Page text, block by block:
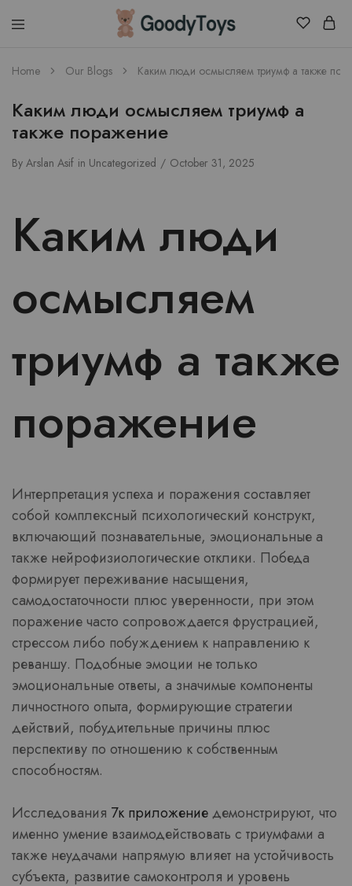
Children
Toys
Home Our Blogs Каким люди осмысляем триумф а также
Каким люди осмысляем триумф а
также поражение
By Arslan Asif in Uncategorized October 31, 2025
Каким люди
осмысляем
триумф а также
поражение
Интерпретация успеха и поражения составляет
собой комплексный психологический конструкт,
включающий познавательные, эмоциональные а
также нейрофизиологические отклики. Победа
формирует переживание насыщения,
самодостаточности плюс уверенности, при этом
поражение часто сопровождается фрустрацией,
стрессом либо побуждением к направлению к
реваншу. Подобные эмоции не только
эмоциональные ответы, а значимые компоненты
личностного опыта, формирующие стратегии
действий, побудительные причины плюс
перспективу по отношению к собственным
способностям.
Исследования 7к приложениедемонстрируют, что
именно умение взаимодействовать с триумфами а
также неудачами напрямую влияет на устойчивость
субъекта, развитие самоконтроля и уровень